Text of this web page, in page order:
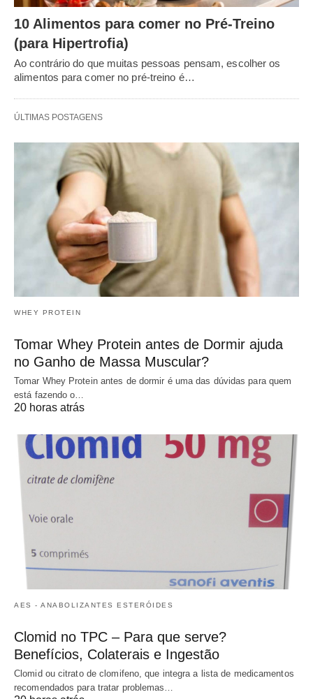
10 Alimentos para comer no Pré-Treino
(para Hipertrofia)
Ao contrário do que muitas pessoas pensam, escolher os
alimentos para comer no pré-treino é…
ÚLTIMAS POSTAGENS
WHEY PROTEIN
Tomar Whey Protein antes de Dormir ajuda
no Ganho de Massa Muscular?
Tomar Whey Protein antes de dormir é uma das dúvidas para quem
está fazendo o…
20 horas atrás
AES - ANABOLIZANTES ESTERÓIDES
Clomid no TPC – Para que serve?
Benefícios, Colaterais e Ingestão
Clomid ou citrato de clomifeno, que integra a lista de medicamentos
recomendados para tratar problemas…